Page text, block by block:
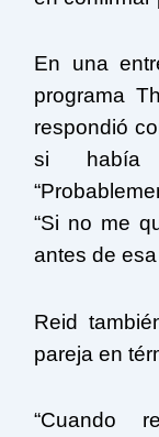
En una
programa
respondió
si había
“Si no me
antes de
Reid
pareja en
“Cuando